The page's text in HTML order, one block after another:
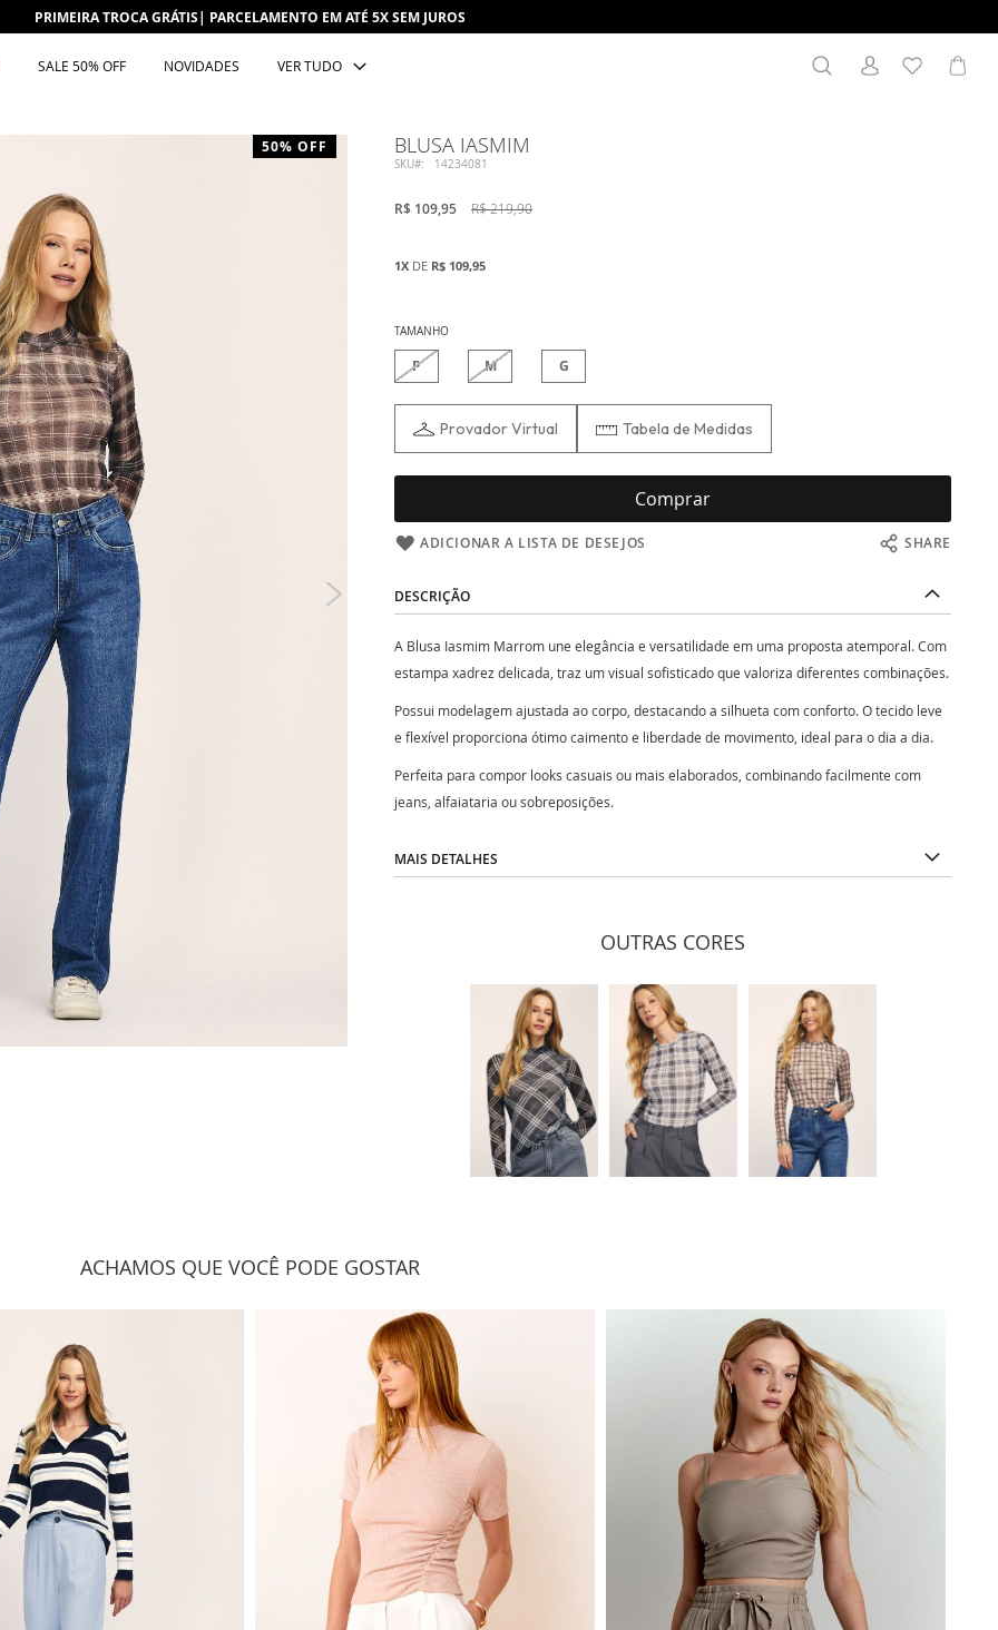
PRIMEIRA TROCA GRÁTIS| PARCELAMENTO EM ATÉ 5X SEM JUROS
SALE 50% OFF NOVIDADES VER TUDO Search
BLUSA IASMIM
SKU 14234081
R$ 109,95 R$ 219,90
1X DE R$ 109,95
TAMANHO
P M G
Provador Virtual Tabela de Medidas
Comprar
ADICIONAR A LISTA DE DESEJOS SHARE
DESCRIÇÃO
A Blusa Iasmim Marrom une elegância e versatilidade em uma proposta atemporal. Com
estampa xadrez delicada, traz um visual sofisticado que valoriza diferentes combinações.
Possui modelagem ajustada ao corpo, destacando a silhueta com conforto. O tecido leve
e flexível proporciona ótimo caimento e liberdade de movimento, ideal para o dia a dia.
Perfeita para compor looks casuais ou mais elaborados, combinando facilmente com
jeans, alfaiataria ou sobreposições.
MAIS DETALHES
OUTRAS CORES
50% OFF
ACHAMOS QUE VOCÊ PODE GOSTAR